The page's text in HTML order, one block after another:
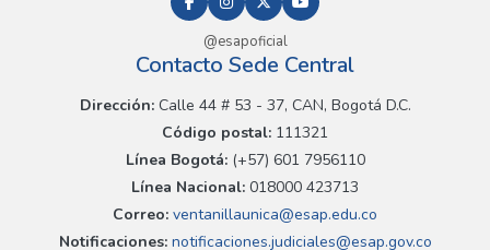
@esapoficial
Contacto Sede Central
Dirección:Calle 44 # 53 - 37, CAN, Bogotá D.C.
Código postal: 111321
Línea Bogotá:(+57) 601 7956110
Línea Nacional: 018000 423713
Correo: ventanillaunica@esap.edu.co
Notificaciones:notificaciones.judiciales@esap.gov.co